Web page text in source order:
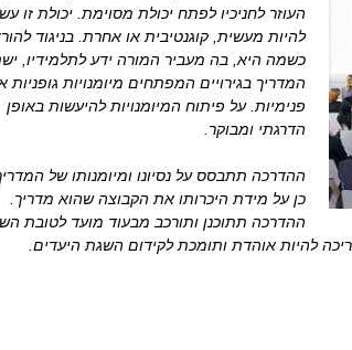
העוזר לחניכיו לפתח יכולת מסוימת. יכולת זו
להיות מעשית, קוגנטיבית או אחרת. בניגוד
כשמה היא, בה מעביר המורה ידע לתלמידיו,
המדריך בגירויים המפתחים מיומנויות גופניות
פנימיות. על פיתוח המיומנויות להיעשות באופן
הדרגתי ומבוקר.
ההדרכה תתבסס על נסיונו ומיומנותו של
כן על מידת היכרותו את הקבוצה שהוא מדריך.
ההדרכה תתוכנן ותורכב מבעוד מועד לטובת
להיות אוהדת ותומכת לקידום השגת היעדים.